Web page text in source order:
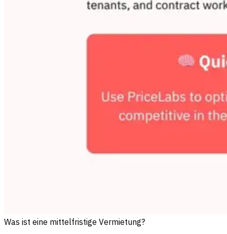
Was ist eine mittelfristige Vermietung?